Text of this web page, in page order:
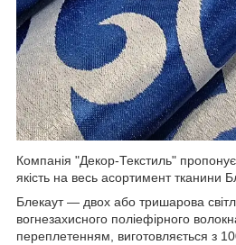
Компанія "Декор-Текстиль" пропонує
якість на весь асортимент тканини
Блекаут — двох або тришарова
вогнезахисного поліефірного
переплетенням, виготовляється з